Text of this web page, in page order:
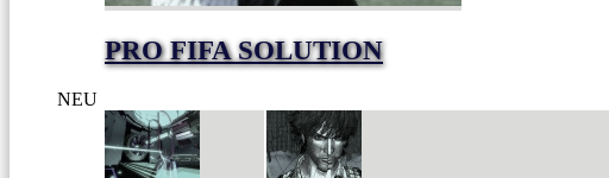
PRO FIFA SOLUTION
NEU